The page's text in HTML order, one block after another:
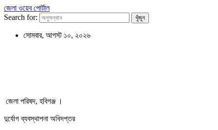
জেলা ওয়েব পোর্টাল
Search for:
সোমবার, আগস্ট ১০, ২০২৬
জেলা পরিষদ, হবিগঞ্জ ।
দুর্যোগ ব্যবস্থাপনা অধিদপ্তর